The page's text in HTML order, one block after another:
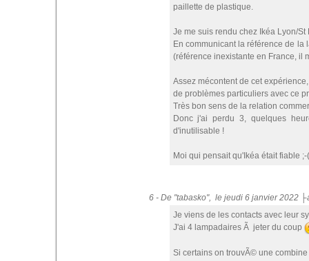
paillette de plastique.
Je me suis rendu chez Ikéa Lyon/
En communicant la référence de la
(référence inexistante en France, il
Assez mécontent de cet
de problèmes particuliers avec ce
Très bon sens de la relation
Donc j'ai perdu 3, quelques
d'inutilisable !
Moi qui pensait qu'Ikéa était fiable ;-
6 - De "tabasko", le jeudi 6 janvier 2022
Je viens de les contacts avec leur
J'ai 4 lampadaires Ã jeter du coup
Si certains on trouvÃ© une